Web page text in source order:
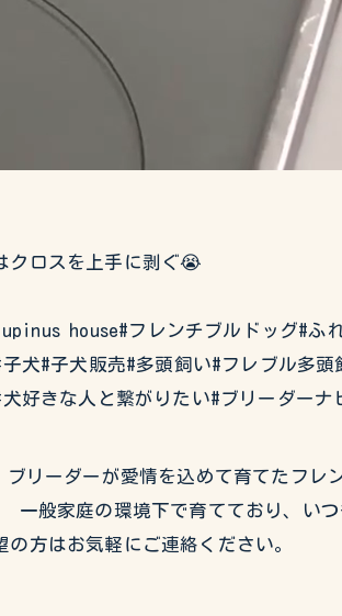
クロスを上手に剥ぐ😭
house#フレンチブルドッグ#
犬#子犬販売#多頭飼い#フレブル多
好きな人と繋がりたい#ブリーダー
ブリーダーが愛情を込めて育てたフ
一般家庭の環境下で育てており、い
方はお気軽にご連絡ください。